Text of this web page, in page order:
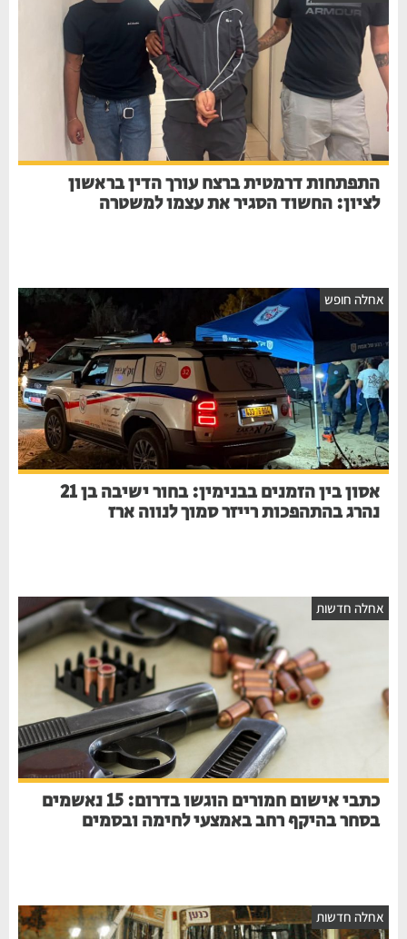
התפתחות דרמטית ברצח עורך הדין בראשון
לציון: החשוד הסגיר את עצמו למשטרה
אחלה חופש
אסון בין הזמנים בבנימין: בחור ישיבה בן 21
נהרג בהתהפכות רייזר סמוך לנווה ארז
אחלה חדשות
כתבי אישום חמורים הוגשו בדרום: 15 נאשמים
בסחר בהיקף רחב באמצעי לחימה ובסמים
אחלה חדשות